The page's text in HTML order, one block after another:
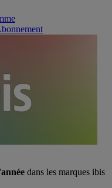
dans les marques ibis